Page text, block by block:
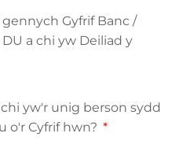
Gyfrif Banc /
a chi yw Deiliad y
yw'r unig berson sydd
o'r Cyfrif hwn?